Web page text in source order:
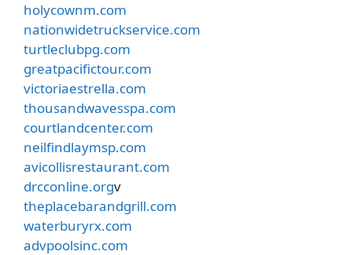
holycownm.com
nationwidetruckservice.com
turtleclubpg.com
greatpacifictour.com
victoriaestrella.com
thousandwavesspa.com
courtlandcenter.com
neilfindlaymsp.com
avicollisrestaurant.com
drcconline.orgv
theplacebarandgrill.com
waterburyrx.com
advpoolsinc.com